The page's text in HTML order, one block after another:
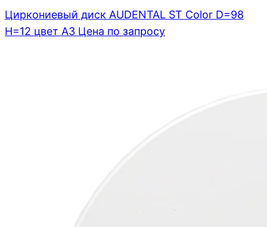
Циркониевый диск AUDENTAL ST Color D=98
H=12 цвет A3 Цена по запросу